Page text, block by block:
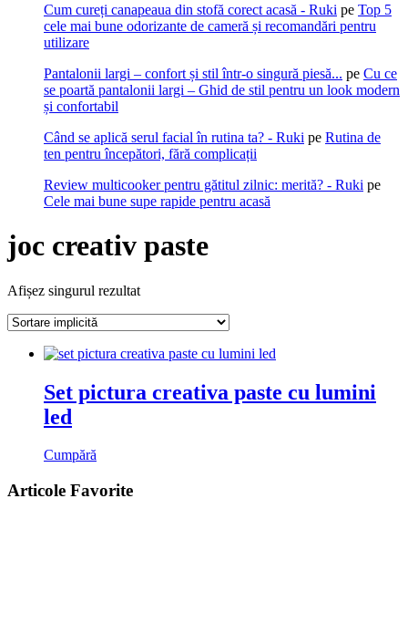
Cum cureți canapeaua din stofă corect acasă - Ruki pe Top 5
cele mai bune odorizante de cameră și recomandări pentru
utilizare
Pantalonii largi – confort și stil într-o singură piesă... pe Cu ce
se poartă pantalonii largi – Ghid de stil pentru un look modern
și confortabil
Când se aplică serul facial în rutina ta? - Ruki pe Rutina de
ten pentru începători, fără complicații
Review multicooker pentru gătitul zilnic: merită? - Ruki pe
Cele mai bune supe rapide pentru acasă
joc creativ paste
Afișez singurul rezultat
Set pictura creativa paste cu lumini
led
Cumpără
Articole Favorite